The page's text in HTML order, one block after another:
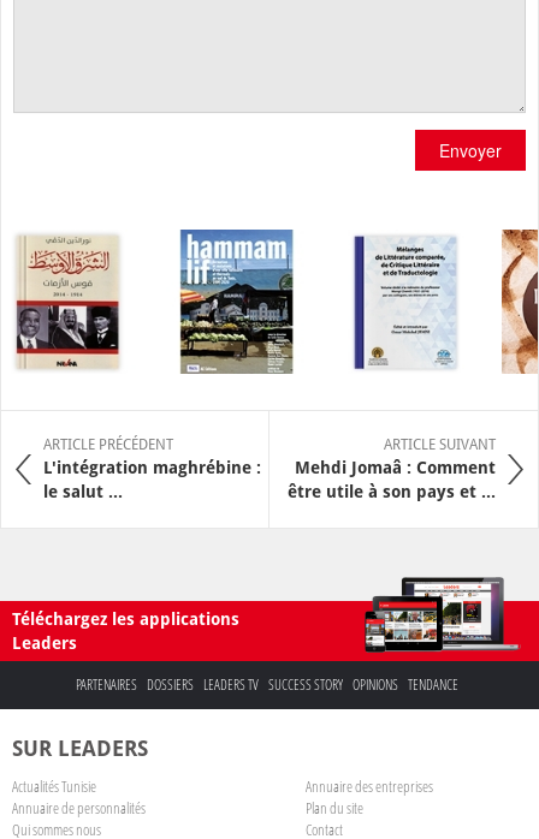
Envoyer
ARTICLE PRÉCÉDENT
L'intégration maghrébine :
le salut ...
ARTICLE SUIVANT
Mehdi Jomaâ : Comment
être utile à son pays et ...
Téléchargez les applications
Leaders
PARTENAIRES DOSSIERS LEADERS TV SUCCESS STORY OPINIONS TENDANCE
SUR LEADERS
Actualités Tunisie
Annuaire des entreprises
Annuaire de personnalités
Plan du site
Qui sommes nous
Contact